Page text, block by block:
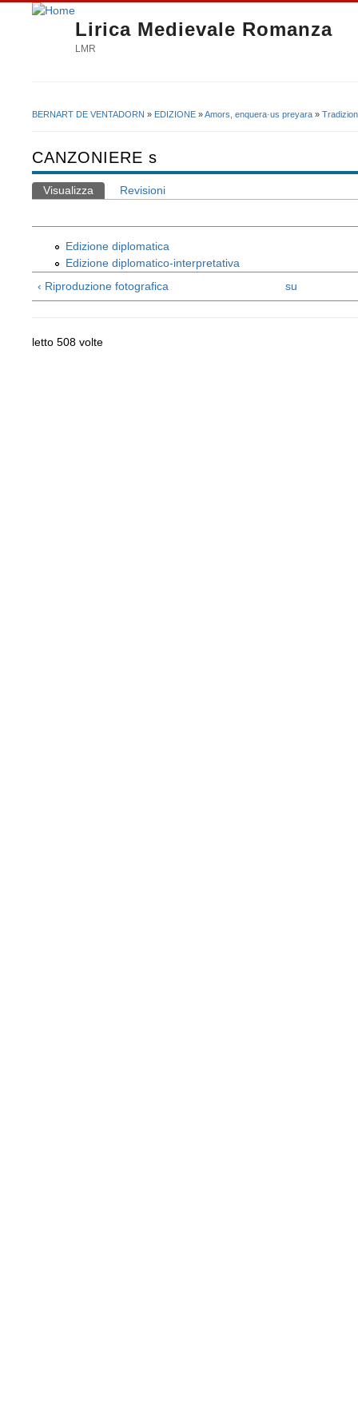
Lirica Medievale Romanza
LMR
BERNART DE VENTADORN » EDIZIONE »Amors, enquera·us preyara »
CANZONIERE s
Schede primarie
Visualizza (scheda attiva)
Revisioni
Edizione diplomatica
Edizione diplomatico-interpretativa
‹ Riproduzione fotografica
su
letto 508 volte